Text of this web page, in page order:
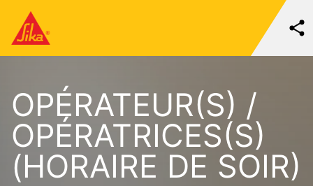
OPÉRATEUR(S) /
OPÉRATRICES(S)
(HORAIRE DE SOIR)